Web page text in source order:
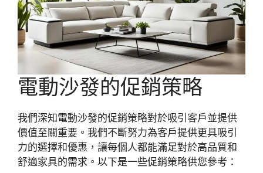
電動沙發的促銷策略
我們深知電動沙發的促銷策略對於吸引客戶並提供
價值至關重要。我們不斷努力為客戶提供更具吸引
力的選擇和優惠，讓每個人都能滿足對於高品質和
舒適家具的需求。以下是一些促銷策略供您參考：